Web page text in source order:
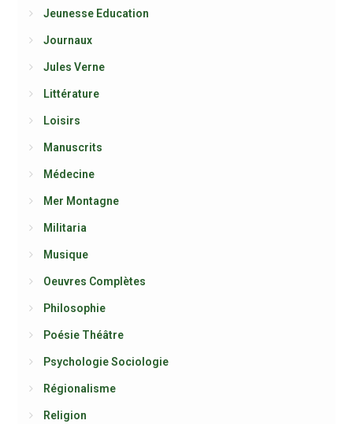
Jeunesse Education
Journaux
Jules Verne
Littérature
Loisirs
Manuscrits
Médecine
Mer Montagne
Militaria
Musique
Oeuvres Complètes
Philosophie
Poésie Théâtre
Psychologie Sociologie
Régionalisme
Religion